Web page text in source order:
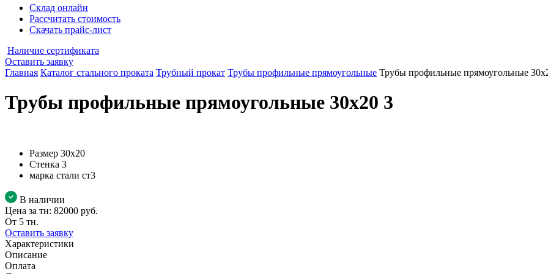
Склад онлайн
Рассчитать стоимость
Скачать прайс-лист
Наличие сертификата
Оставить заявку
Главная Каталог стального проката Трубный прокат Трубы профильные прямоугольные Трубы профильные прямоугольные
Трубы профильные прямоугольные 30х20 3
Размер 30х20
Стенка 3
марка стали ст3
В наличии
Цена за тн: 82000 руб.
От 5 тн.
Оставить заявку
Характеристики
Описание
Оплата